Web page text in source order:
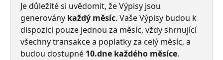
Je důležité si uvědomit, že Výpisy jsou
generovány každý měsíc. Vaše Výpisy budou k
dispozici pouze jednou za měsíc, vždy shrnující
všechny transakce a poplatky za celý měsíc, a
budou dostupné 10.dne každého měsíce.